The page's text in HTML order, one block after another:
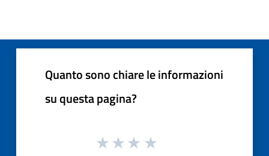
Quanto sono chiare le informazioni
su questa pagina?